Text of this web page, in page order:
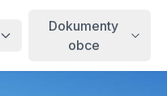
Dokumenty
obce